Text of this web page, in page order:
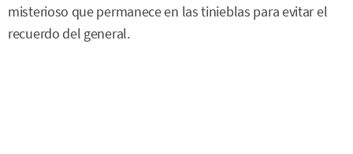
misterioso que permanece en las tinieblas para evitar el
recuerdo del general.